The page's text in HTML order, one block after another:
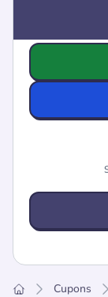
Escolha
Cupons